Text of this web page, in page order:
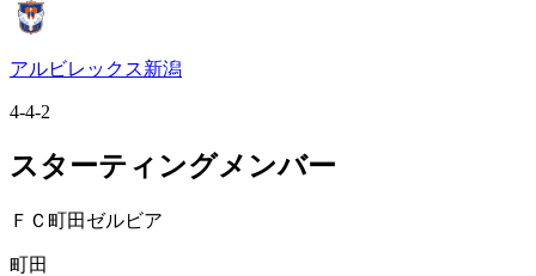
アルビレックス新潟
4-4-2
スターティングメンバー
ＦＣ町田ゼルビア
町田